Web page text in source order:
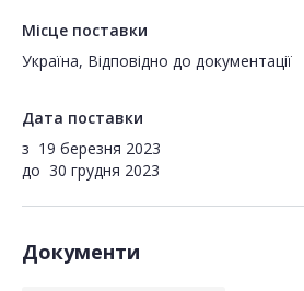
Місце поставки
Україна, Відповідно до документації
Дата поставки
з 19 березня 2023
до 30 грудня 2023
Документи